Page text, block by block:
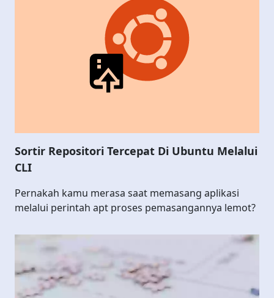
Sortir Repositori Tercepat Di Ubuntu Melalui
CLI
Pernakah kamu merasa saat memasang aplikasi
melalui perintah apt proses pemasangannya lemot?